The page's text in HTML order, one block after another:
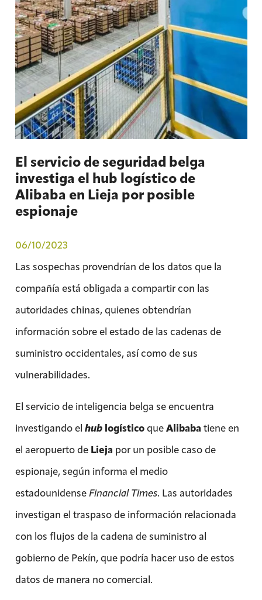
El servicio de seguridad belga
investiga el hub logístico de
Alibaba en Lieja por posible
espionaje
06/10/2023
Las sospechas provendrían de los datos que la
compañía está obligada a compartir con las
autoridades chinas, quienes obtendrían
información sobre el estado de las cadenas de
suministro occidentales, así como de sus
vulnerabilidades.
El servicio de inteligencia belga se encuentra
investigando el hublogísticoque Alibaba tiene en
el aeropuerto de Lieja por un posible caso de
espionaje, según informa el medio
estadounidense Financial Times. Las autoridades
investigan el traspaso de información relacionada
con los flujos de la cadena de suministro al
gobierno de Pekín, que podría hacer uso de estos
datos de manera no comercial.